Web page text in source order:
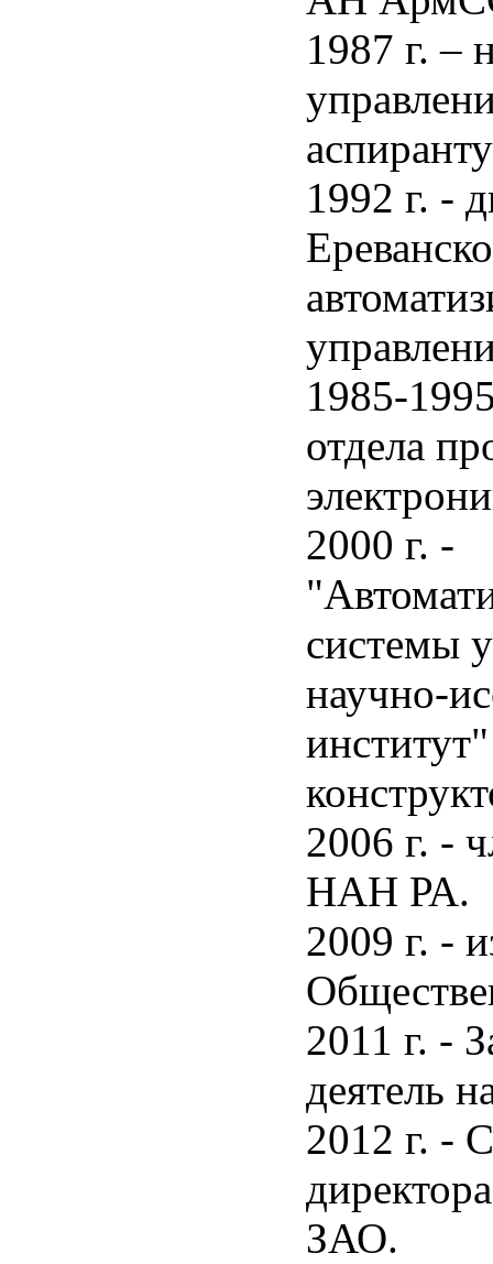
1987 г. –
1992 г. -
1985-
отдела
2000 г. -
системы
научно-
2006 г. -
НАН РА.
2009 г. -
2011 г. -
деятель
2012 г. -
ЗАО.